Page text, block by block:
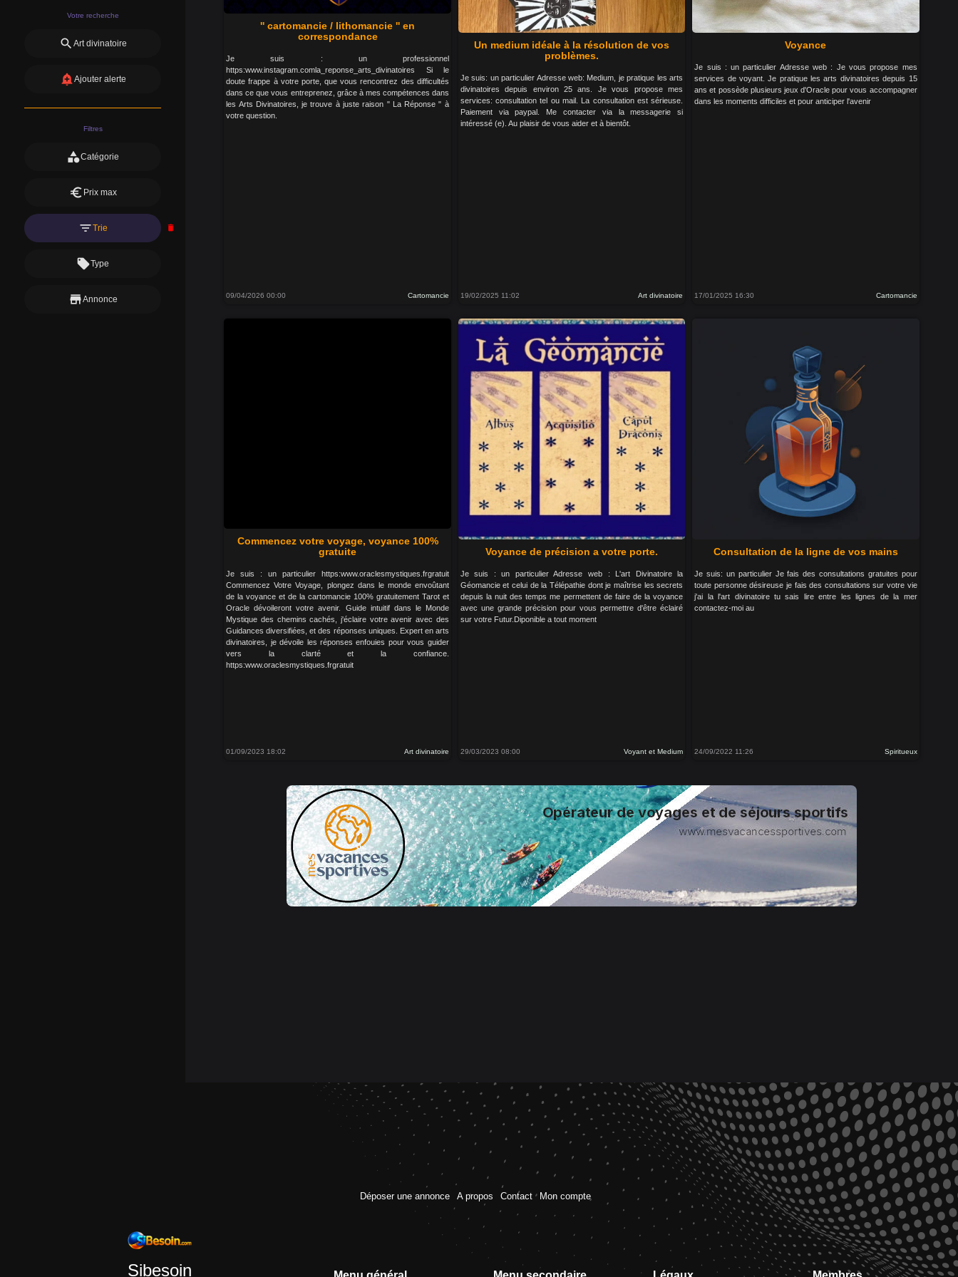
Votre recherche
search Art divinatoire
add_alertAjouter alerte
Filtres
categoryCatégorie
euro Prix max
filter_listTrie delete
local_offerType
storeAnnonce
'' cartomancie / lithomancie '' en
correspondance
Je suis : un professionnel
https:www.instagram.comla_reponse_arts_divinatoires Si le
doute frappe à votre porte, que vous rencontrez des difficultés
dans ce que vous entreprenez, grâce à mes compétences dans
les Arts Divinatoires, je trouve à juste raison " La Réponse " à
votre question.
09/04/2026 00:00 Cartomancie
Un medium idéale à la résolution de vos
problèmes.
Je suis: un particulier Adresse web: Medium, je pratique les arts
divinatoires depuis environ 25 ans. Je vous propose mes
services: consultation tel ou mail. La consultation est sérieuse.
Paiement via paypal. Me contacter via la messagerie si
intéressé (e). Au plaisir de vous aider et à bientôt.
19/02/2025 11:02 Art divinatoire
Voyance
Je suis : un particulier Adresse web : Je vous propose mes
services de voyant. Je pratique les arts divinatoires depuis 15
ans et possède plusieurs jeux d'Oracle pour vous accompagner
dans les moments difficiles et pour anticiper l'avenir
17/01/2025 16:30 Cartomancie
Commencez votre voyage, voyance 100%
gratuite
Je suis : un particulier https:www.oraclesmystiques.frgratuit
Commencez Votre Voyage, plongez dans le monde envoûtant
de la voyance et de la cartomancie 100% gratuitement Tarot et
Oracle dévoileront votre avenir. Guide intuitif dans le Monde
Mystique des chemins cachés, j'éclaire votre avenir avec des
Guidances diversifiées, et des réponses uniques. Expert en arts
divinatoires, je dévoile les réponses enfouies pour vous guider
vers la clarté et la confiance.
https:www.oraclesmystiques.frgratuit
01/09/2023 18:02 Art divinatoire
Voyance de précision a votre porte.
Je suis : un particulier Adresse web : L'art Divinatoire la
Géomancie et celui de la Télépathie dont je maîtrise les secrets
depuis la nuit des temps me permettent de faire de la voyance
avec une grande précision pour vous permettre d'être éclairé
sur votre Futur.Diponible a tout moment
29/03/2023 08:00 Voyant et Medium
Consultation de la ligne de vos mains
Je suis: un particulier Je fais des consultations gratuites pour
toute personne désireuse je fais des consultations sur votre vie
j'ai la l'art divinatoire tu sais lire entre les lignes de la mer
contactez-moi au
24/09/2022 11:26 Spiritueux
Déposer une annonce A propos Contact Mon compte
Sibesoin